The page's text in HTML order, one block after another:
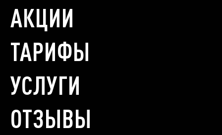
АКЦИИ
ТАРИФЫ
УСЛУГИ
ОТЗЫВЫ